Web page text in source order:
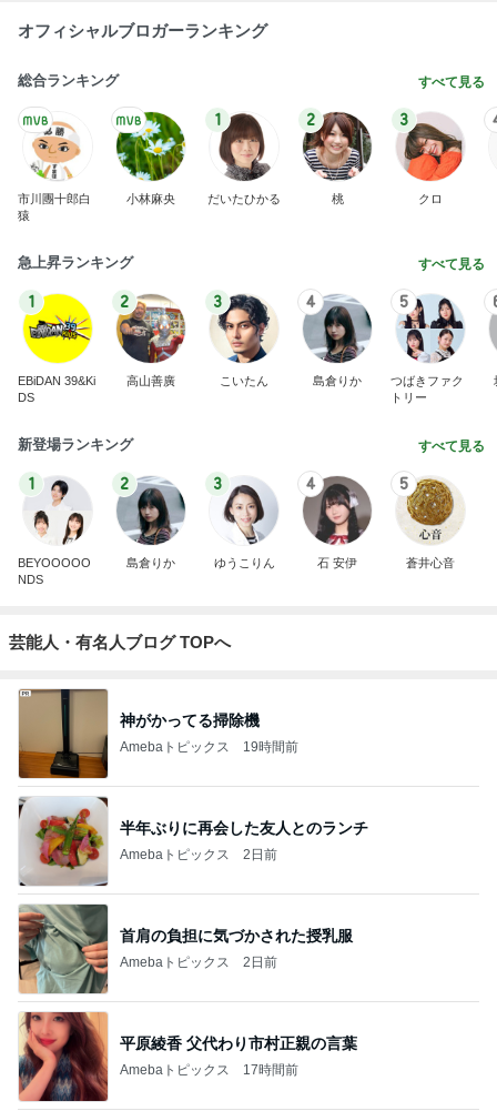
オフィシャルブロガーランキング
総合ランキング すべて見る
市川團十郎白
猿
小林麻央
1
だいたひかる
2
桃
3
クロ
急上昇ランキング すべて見る
1
EBiDAN 39&Ki
DS
2
高山善廣
3
こいたん
4
島倉りか
5
つばきファク
トリー
新登場ランキング すべて見る
1
BEYOOOOO
NDS
2
島倉りか
3
ゆうこりん
4
石 安伊
5
蒼井心音
芸能人・有名人ブログ TOPへ
神がかってる掃除機
Amebaトピックス 19時間前
半年ぶりに再会した友人とのランチ
Amebaトピックス 2日前
首肩の負担に気づかされた授乳服
Amebaトピックス 2日前
平原綾香 父代わり市村正親の言葉
Amebaトピックス 17時間前